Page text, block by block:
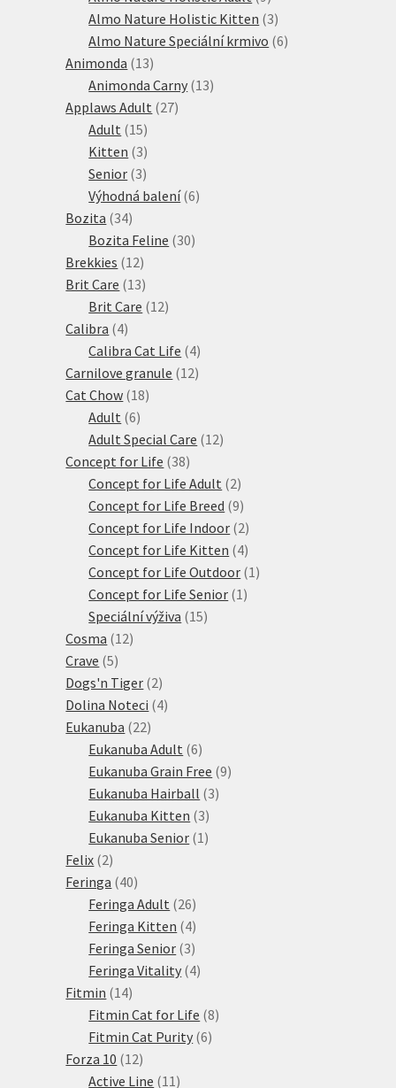
produktů
Almo Nature Holistic Kitten 33
produkty
Almo Nature Speciální krmivo 66
Animonda 1313
produktů
Animonda Carny 1313
Applaws Adult 2727
Adult 1515
produktů
Kitten 33
produkty
Senior 33
produkty
Výhodná balení 66
Bozita 3434
produktů
Bozita Feline 3030
Brekkies 1212
produktů
Brit Care 1313
produktů
Brit Care 1212
Calibra 44
produkty
Calibra Cat Life 44
produkty
Carnilove granule 1212
Cat Chow 1818
Adult 66
produktů
Adult Special Care 1212
Concept for Life 3838
produktů
Concept for Life Adult 22
produkty
Concept for Life Breed 99
produktů
Concept for Life Indoor 22
produkty
Concept for Life Kitten 44
produkty
Concept for Life Outdoor 1 1
Concept for Life Senior 1 1
Speciální výživa 1515
Cosma 1212
Crave 55
produktů
Dogs'n Tiger 22
produkty
Dolina Noteci 44
Eukanuba 2222
produktů
Eukanuba Adult 66
produktů
Eukanuba Grain Free 99
Eukanuba Hairball 33
Eukanuba Kitten 33
produkty
Eukanuba Senior 1 1
Felix 22
produkty
Feringa 4040
produktů
Feringa Adult 2626
produktů
Feringa Kitten 44
produkty
Feringa Senior 33
produkty
Feringa Vitality 44
Fitmin 1414
produktů
Fitmin Cat for Life 88
Fitmin Cat Purity 66
Forza 10 1212
produktů
Active Line 11 11